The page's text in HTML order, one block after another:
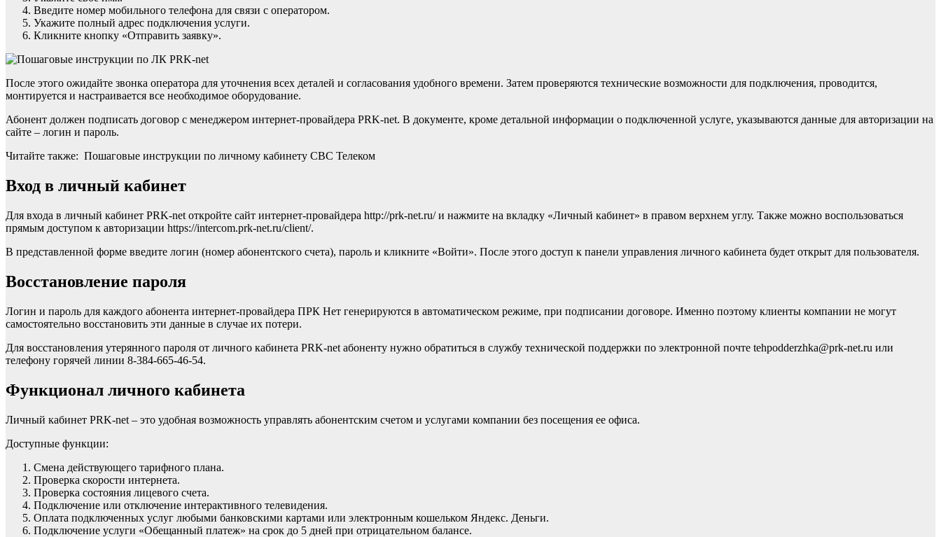
Введите номер мобильного телефона для связи с оператором.
Укажите полный адрес подключения услуги.
Кликните кнопку «Отправить заявку».
После этого ожидайте звонка оператора для уточнения всех деталей и согласования удобного времени. Затем проверяются технические возможности для подключения, проводится,
монтируется и настраивается все необходимое оборудование.
Абонент должен подписать договор с менеджером интернет-провайдера PRK-net. В документе, кроме детальной информации о подключенной услуге, указываются данные для авторизации на
сайте – логин и пароль.
Читайте также: Пошаговые инструкции по личному кабинету СВС Телеком
Вход в личный кабинет
Для входа в личный кабинет PRK-net откройте сайт интернет-провайдера http://prk-net.ru/ и нажмите на вкладку «Личный кабинет» в правом верхнем углу. Также можно воспользоваться
прямым доступом к авторизации https://intercom.prk-net.ru/client/.
В представленной форме введите логин (номер абонентского счета), пароль и кликните «Войти». После этого доступ к панели управления личного кабинета будет открыт для пользователя.
Восстановление пароля
Логин и пароль для каждого абонента интернет-провайдера ПРК Нет генерируются в автоматическом режиме, при подписании договоре. Именно поэтому клиенты компании не могут
самостоятельно восстановить эти данные в случае их потери.
Для восстановления утерянного пароля от личного кабинета PRK-net абоненту нужно обратиться в службу технической поддержки по электронной почте tehpodderzhka@prk-net.ru или
телефону горячей линии 8-384-665-46-54.
Функционал личного кабинета
Личный кабинет PRK-net – это удобная возможность управлять абонентским счетом и услугами компании без посещения ее офиса.
Доступные функции:
Смена действующего тарифного плана.
Проверка скорости интернета.
Проверка состояния лицевого счета.
Подключение или отключение интерактивного телевидения.
Оплата подключенных услуг любыми банковскими картами или электронным кошельком Яндекс. Деньги.
Подключение услуги «Обещанный платеж» на срок до 5 дней при отрицательном балансе.